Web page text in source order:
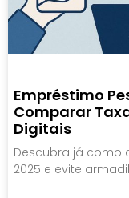
Empréstimo
Comparar
Digitais
Descubra já como
2025 e evite